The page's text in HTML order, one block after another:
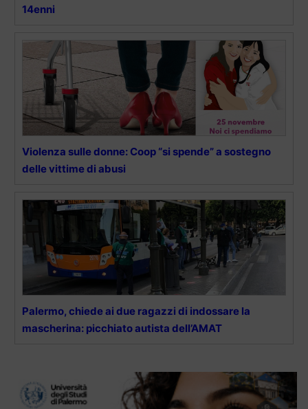
14enni
Violenza sulle donne: Coop “si spende” a sostegno
delle vittime di abusi
Palermo, chiede ai due ragazzi di indossare la
mascherina: picchiato autista dell’AMAT